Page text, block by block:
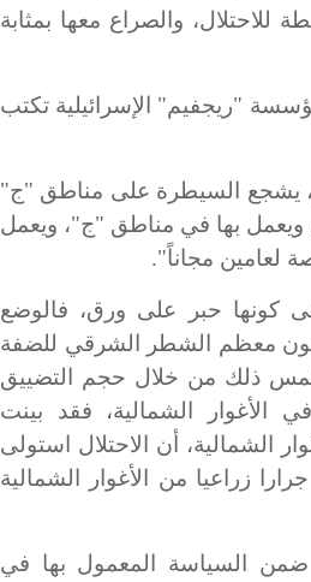
للاحتلال، والصراع معها بمثابة
"ريجفيم" الإسرائيلية تكتب
يشجع السيطرة على مناطق "ج"
ويعمل بها في مناطق "ج"، ويعمل
لعامين مجاناً".
كونها حبر على ورق، فالوضع
معظم الشطر الشرقي للضفة
لمس ذلك من خلال حجم التضييق
الأغوار الشمالية، فقد بينت
الشمالية، أن الاحتلال استولى
بداية عام 2019، حتى نهاية العام الماضي على 64 جرارا زراعيا من الأغوار الشمالية
السياسة المعمول بها في